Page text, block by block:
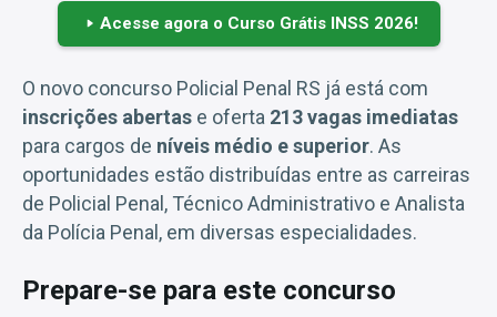
Acesse agora o Curso Grátis INSS 2026!
O novo concurso Policial Penal RS já está com
inscrições abertas e oferta 213 vagas imediatas
para cargos de níveis médio e superior. As
oportunidades estão distribuídas entre as carreiras
de Policial Penal, Técnico Administrativo e Analista
da Polícia Penal, em diversas especialidades.
Prepare-se para este concurso